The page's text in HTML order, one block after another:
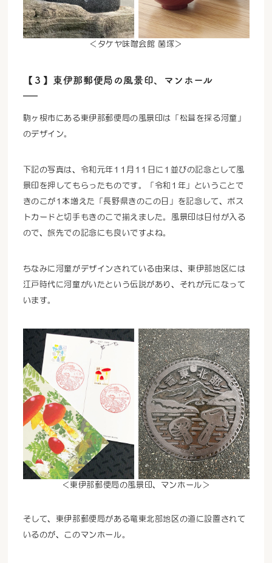
＜タケヤ味噌会館 菌塚＞
【３】東伊那郵便局の風景印、マンホール
駒ヶ根市にある東伊那郵便局の風景印は「松茸を採る河童」
のデザイン。
下記の写真は、令和元年11月11日に1並びの記念として風
景印を押してもらったものです。「令和1年」ということで
きのこが1本増えた「長野県きのこの日」を記念して、ポス
トカードと切手もきのこで揃えました。風景印は日付が入る
ので、旅先での記念にも良いですよね。
ちなみに河童がデザインされている由来は、東伊那地区には
江戸時代に河童がいたという伝説があり、それが元になって
います。
＜東伊那郵便局の風景印、マンホール＞
そして、東伊那郵便局がある竜東北部地区の道に設置されて
いるのが、このマンホール。